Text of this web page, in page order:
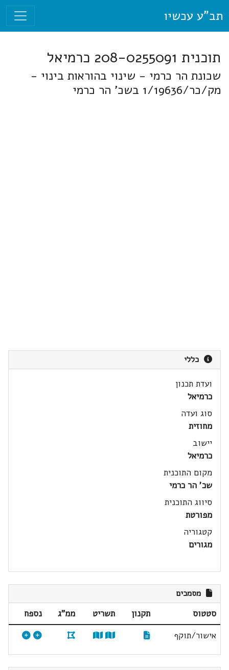
תב"ע עכשיו
תוכנית 208-0255091 כרמיאל
שכונת הר כרמי - שינוי בהוראות בינוי -
מק/כר/1/19636 בשכ' הר כרמי
כללי
ועדת תכנון
כרמיאל
סוג ועדה
מחוזית
יישוב
כרמיאל
מקום התוכנית
שכ' הר כרמי
סיווג התוכנית
מפורטת
קטגוריה
מגורים
מסמכים
סטטוס תקנון תשריט ממ"ג
נספח
אישור/תוקף